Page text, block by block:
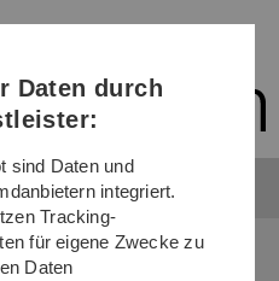
Direkt
Direkt
Direkt
(Sprache,
Drucken,
Media)
Direkt
Direkt
Daten durch
sind Daten und
integriert.
Tracking-
für eigene Zwecke zu
Daten